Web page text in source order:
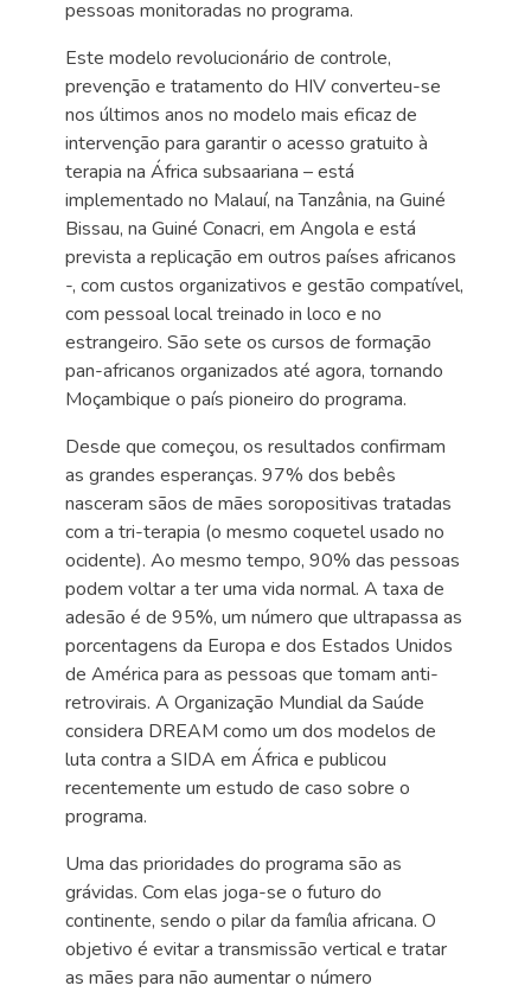
pessoas monitoradas no programa.
Este modelo revolucionário de controle,
prevenção e tratamento do HIV converteu-se
nos últimos anos no modelo mais eficaz de
intervenção para garantir o acesso gratuito à
terapia na África subsaariana – está
implementado no Malauí, na Tanzânia, na Guiné
Bissau, na Guiné Conacri, em Angola e está
prevista a replicação em outros países africanos
-, com custos organizativos e gestão compatível,
com pessoal local treinado in loco e no
estrangeiro. São sete os cursos de formação
pan-africanos organizados até agora, tornando
Moçambique o país pioneiro do programa.
Desde que começou, os resultados confirmam
as grandes esperanças. 97% dos bebês
nasceram sãos de mães soropositivas tratadas
com a tri-terapia (o mesmo coquetel usado no
ocidente). Ao mesmo tempo, 90% das pessoas
podem voltar a ter uma vida normal. A taxa de
adesão é de 95%, um número que ultrapassa as
porcentagens da Europa e dos Estados Unidos
de América para as pessoas que tomam anti-
retrovirais. A Organização Mundial da Saúde
considera DREAM como um dos modelos de
luta contra a SIDA em África e publicou
recentemente um estudo de caso sobre o
programa.
Uma das prioridades do programa são as
grávidas. Com elas joga-se o futuro do
continente, sendo o pilar da família africana. O
objetivo é evitar a transmissão vertical e tratar
as mães para não aumentar o número